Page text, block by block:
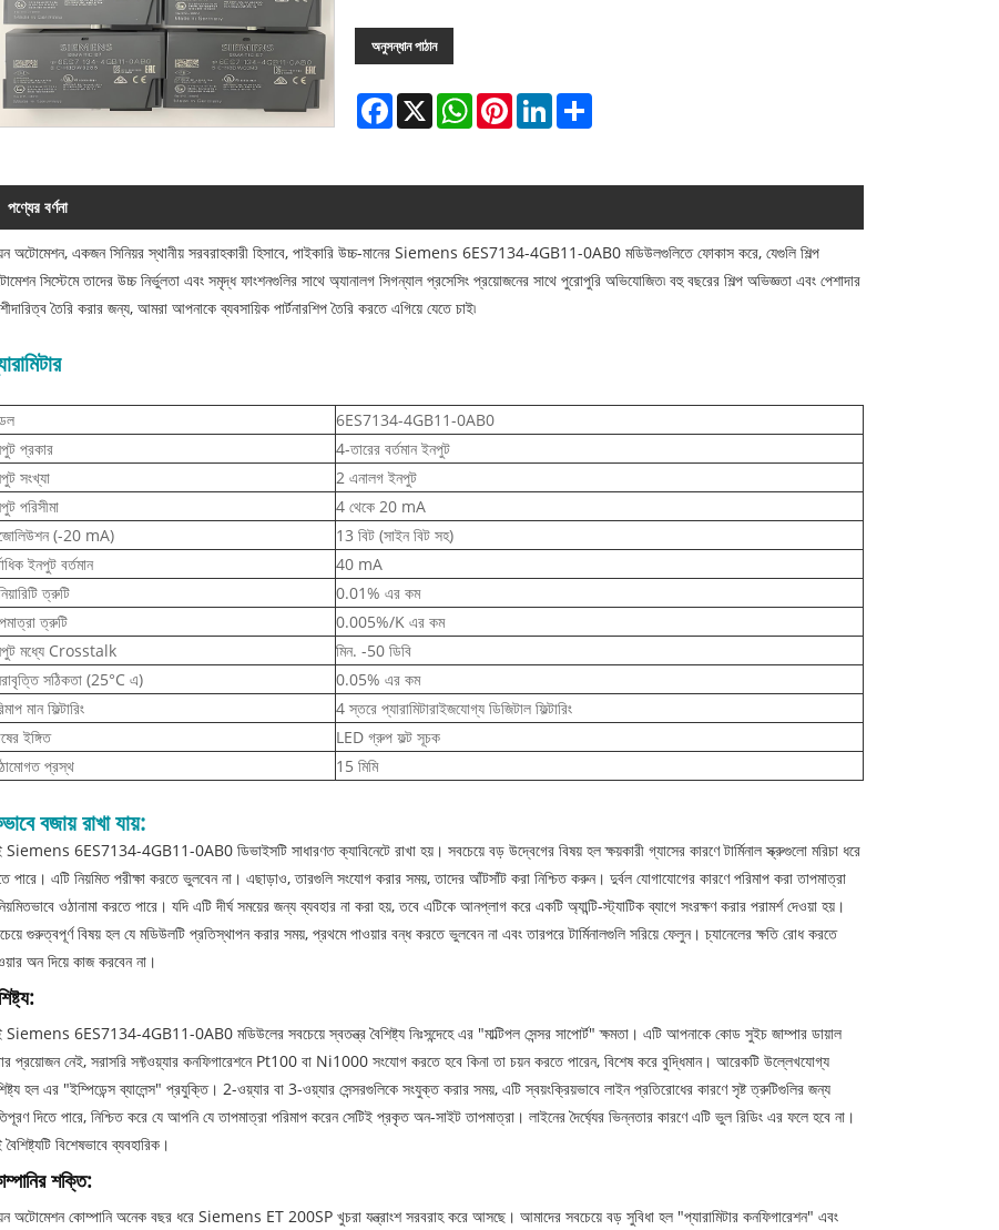
অনুসন্ধান পাঠান
Facebook
X WhatsAppPinterestLinkedInShare
পণ্যের বর্ণনা
অটোমেশন, একজন সিনিয়র স্থানীয় সরবরাহকারী হিসাবে, পাইকারি উচ্চ-মানের Siemens 6ES7134-4GB11-0AB0 মডিউলগুলিতে ফোকাস করে, যেগুলি শিল্প
সিস্টেমে তাদের উচ্চ নির্ভুলতা এবং সমৃদ্ধ ফাংশনগুলির সাথে অ্যানালগ সিগন্যাল প্রসেসিং প্রয়োজনের সাথে পুরোপুরি অভিযোজিত৷ বহু বছরের শিল্প অভিজ্ঞতা এবং পেশাদার
তৈরি করার জন্য, আমরা আপনাকে ব্যবসায়িক পার্টনারশিপ তৈরি করতে এগিয়ে যেতে চাই৷
6ES7134-4GB11-0AB0
প্রকার
4-তারের বর্তমান ইনপুট
সংখ্যা
2 এনালগ ইনপুট
পরিসীমা
4 থেকে 20 mA
(-20 mA)
13 বিট (সাইন বিট সহ)
ইনপুট বর্তমান
40 mA
ত্রুটি
0.01% এর কম
ত্রুটি
0.005%/K এর কম
মধ্যে Crosstalk
মিন. -50 ডিবি
সঠিকতা (25°C এ)
0.05% এর কম
মান ফিল্টারিং
4 স্তরে প্যারামিটারাইজযোগ্য ডিজিটাল ফিল্টারিং
ইঙ্গিত
LED গ্রুপ ফল্ট সূচক
প্রস্থ
15 মিমি
বজায় রাখা যায়:
6ES7134-4GB11-0AB0 ডিভাইসটি সাধারণত ক্যাবিনেটে রাখা হয়। সবচেয়ে বড় উদ্বেগের বিষয় হল ক্ষয়কারী গ্যাসের কারণে টার্মিনাল স্ক্রুগুলো মরিচা ধরে
পারে। এটি নিয়মিত পরীক্ষা করতে ভুলবেন না। এছাড়াও, তারগুলি সংযোগ করার সময়, তাদের আঁটসাঁট করা নিশ্চিত করুন। দুর্বল যোগাযোগের কারণে পরিমাপ করা তাপমাত্রা
ওঠানামা করতে পারে। যদি এটি দীর্ঘ সময়ের জন্য ব্যবহার না করা হয়, তবে এটিকে আনপ্লাগ করে একটি অ্যান্টি-স্ট্যাটিক ব্যাগে সংরক্ষণ করার পরামর্শ দেওয়া হয়।
গুরুত্বপূর্ণ বিষয় হল যে মডিউলটি প্রতিস্থাপন করার সময়, প্রথমে পাওয়ার বন্ধ করতে ভুলবেন না এবং তারপরে টার্মিনালগুলি সরিয়ে ফেলুন। চ্যানেলের ক্ষতি রোধ করতে
অন দিয়ে কাজ করবেন না।
6ES7134-4GB11-0AB0 মডিউলের সবচেয়ে স্বতন্ত্র বৈশিষ্ট্য নিঃসন্দেহে এর "মাল্টিপল সেন্সর সাপোর্ট" ক্ষমতা। এটি আপনাকে কোড সুইচ জাম্পার ডায়াল
প্রয়োজন নেই, সরাসরি সফ্টওয়্যার কনফিগারেশনে Pt100 বা Ni1000 সংযোগ করতে হবে কিনা তা চয়ন করতে পারেন, বিশেষ করে বুদ্ধিমান। আরেকটি উল্লেখযোগ্য
হল এর "ইম্পিডেন্স ব্যালেন্স" প্রযুক্তি। 2-ওয়্যার বা 3-ওয়্যার সেন্সরগুলিকে সংযুক্ত করার সময়, এটি স্বয়ংক্রিয়ভাবে লাইন প্রতিরোধের কারণে সৃষ্ট ত্রুটিগুলির জন্য
দিতে পারে, নিশ্চিত করে যে আপনি যে তাপমাত্রা পরিমাপ করেন সেটিই প্রকৃত অন-সাইট তাপমাত্রা। লাইনের দৈর্ঘ্যের ভিন্নতার কারণে এটি ভুল রিডিং এর ফলে হবে না।
বিশেষভাবে ব্যবহারিক।
শক্তি:
অটোমেশন কোম্পানি অনেক বছর ধরে Siemens ET 200SP খুচরা যন্ত্রাংশ সরবরাহ করে আসছে। আমাদের সবচেয়ে বড় সুবিধা হল "প্যারামিটার কনফিগারেশন" এবং